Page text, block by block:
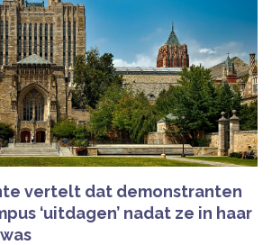
vertelt dat demonstranten
‘uitdagen’ nadat ze in haar